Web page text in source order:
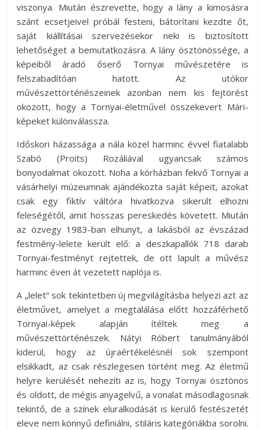
viszonya. Miután észrevette, hogy a lány a kimosásra
szánt ecsetjeivel próbál festeni, bátorítani kezdte őt,
saját kiállításai szervezésekor neki is biztosított
lehetőséget a bemutatkozásra. A lány ösztönössége, a
képeiből áradó őserő Tornyai művészetére is
felszabadítóan hatott. Az utókor
művészettörténészeinek azonban nem kis fejtörést
okozott, hogy a Tornyai-életművel összekevert Mári-
képeket különválassza.
Időskori házassága a nála közel harminc évvel fiatalabb
Szabó (Proits) Rozáliával ugyancsak számos
bonyodalmat okozott. Noha a kórházban fekvő Tornyai a
vásárhelyi múzeumnak ajándékozta saját képeit, azokat
csak egy fiktív váltóra hivatkozva sikerült elhozni
feleségétől, amit hosszas pereskedés követett. Miután
az özvegy 1983-ban elhunyt, a lakásból az évszázad
festmény-lelete került elő: a deszkapallók 718 darab
Tornyai-festményt rejtettek, de ott lapult a művész
harminc éven át vezetett naplója is.
A „lelet” sok tekintetben új megvilágításba helyezi azt az
életművet, amelyet a megtalálása előtt hozzáférhető
Tornyai-képek alapján ítéltek meg a
művészettörténészek. Nátyi Róbert tanulmányából
kiderül, hogy az újraértékelésnél sok szempont
elsikkadt, az csak részlegesen történt meg. Az életmű
helyre kerülését nehezíti az is, hogy Tornyai ösztönös
és oldott, de mégis anyagelvű, a vonalat másodlagosnak
tekintő, de a színek eluralkodását is kerülő festészetét
eleve nem könnyű definiálni, stiláris kategóriákba sorolni.